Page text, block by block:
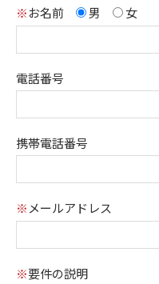
※ お名前 男 女
電話番号
携帯電話番号
※ メールアドレス
※要件の説明